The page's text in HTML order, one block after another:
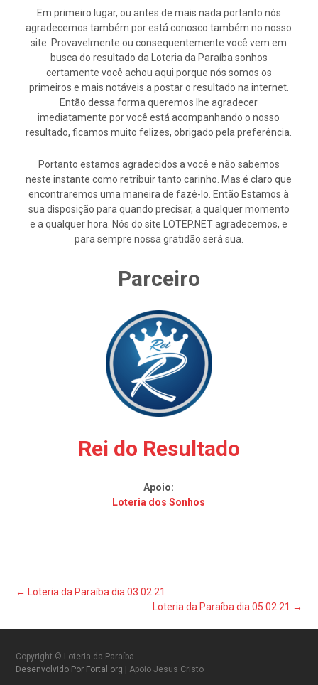
Em primeiro lugar, ou antes de mais nada portanto nós
agradecemos também por está conosco também no nosso
site. Provavelmente ou consequentemente você vem em
busca do resultado da Loteria da Paraíba sonhos
certamente você achou aqui porque nós somos os
primeiros e mais notáveis a postar o resultado na internet.
Então dessa forma queremos lhe agradecer
imediatamente por você está acompanhando o nosso
resultado, ficamos muito felizes, obrigado pela preferência.
Portanto estamos agradecidos a você e não sabemos
neste instante como retribuir tanto carinho. Mas é claro que
encontraremos uma maneira de fazê-lo. Então Estamos à
sua disposição para quando precisar, a qualquer momento
e a qualquer hora. Nós do site LOTEP.NET agradecemos, e
para sempre nossa gratidão será sua.
Parceiro
Rei do Resultado
Apoio:
Loteria dos Sonhos
Post
navigation
←
Loteria da Paraíba dia 03 02 21
Loteria da Paraíba dia 05 02 21 →
Copyright © Loteria da Paraíba
Desenvolvido Por Fortal.org
| Apoio Jesus Cristo